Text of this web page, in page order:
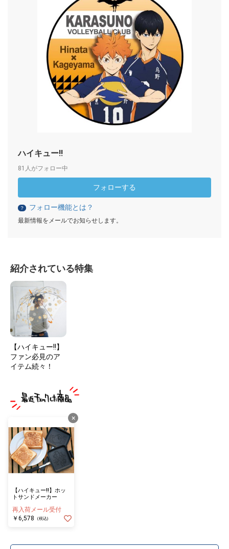
ハイキュー!!
81人がフォロー中
フォローする
？ フォロー機能とは？
最新情報をメールでお知らせします。
紹介されている特集
【ハイキュー!!】
ファン必見のア
イテム続々！
×
【ハイキュー!!】ホッ
トサンドメーカー
再入荷メール受付
￥6,578
(税込)